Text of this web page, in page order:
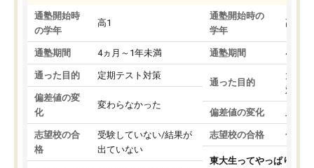
通塾開始時
の学年
高1
通塾期間 4ヵ月～1年未満
通った目的 定期テスト対策
偏差値の変
化
変わらなかった
志望校の合
格
受験していない/結果が
出ていない
通塾開始時の
学年
高3
通塾期間 4ヵ月
通った目的
大学
対策
偏差値の変化
志望校の合格 合格
東大生ってやっぱりすご